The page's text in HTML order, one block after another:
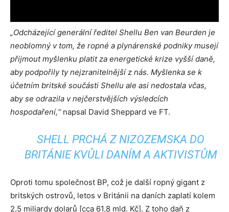
„Odcházející generální ředitel Shellu Ben van Beurden je
neoblomný v tom, že ropné a plynárenské podniky musejí
přijmout myšlenku platit za energetické krize vyšší daně,
aby podpořily ty nejzranitelnější z nás. Myšlenka se k
účetním britské součásti Shellu ale asi nedostala včas,
aby se odrazila v nejčerstvějších výsledcích
hospodaření,“napsal David Sheppard ve FT.
SHELL PRCHÁ Z NIZOZEMSKA DO
BRITÁNIE KVŮLI DANÍM A AKTIVISTŮM
Oproti tomu společnost BP, což je další ropný gigant z
britských ostrovů, letos v Británii na daních zaplatí kolem
2,5 miliardy dolarů [cca 61,8 mld. Kč]. Z toho daň z